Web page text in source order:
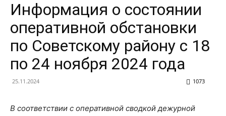
Информация о состоянии
оперативной обстановки
по Советскому району с 18
по 24 ноября 2024 года
25.11.2024 1073
В соответствии с оперативной сводкой дежурной